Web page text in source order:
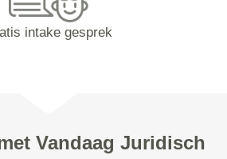
intake gesprek
Vandaag Juridisch